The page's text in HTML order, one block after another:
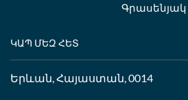
Գրասենյակ
ԿԱՊ ՄԵԶ ՀԵՏ
Երևան, Հայաստան, 0014